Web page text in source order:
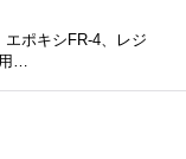
ポキシFR-4、レジ
用…